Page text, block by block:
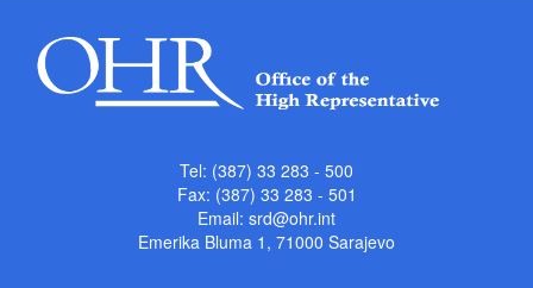
Tel: (387) 33 283 - 500
Fax: (387) 33 283 - 501
Email: srd@ohr.int
Emerika Bluma 1, 71000 Sarajevo